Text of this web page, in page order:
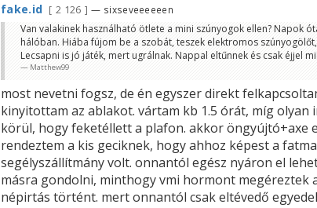
fake.id 2 126 — sixseveeeeeen
Van valakinek használható ötlete a mini szúnyogok ellen? Napok
hálóban. Hiába fújom be a szobát, teszek elektromos
Lecsapni is jó játék, mert ugrálnak. Nappal eltűnnek és csak éjjel
Matthew99
most nevetni fogsz, de én egyszer direkt
kinyitottam az ablakot. vártam kb 1.5 órát, míg olyan
körül, hogy feketéllett a plafon. akkor öngyújtó+axe
rendeztem a kis geciknek, hogy ahhoz képest a
segélyszállítmány volt. onnantól egész nyáron el
másra gondolni, minthogy vmi hormont megéreztek
népirtás történt. mert onnantól csak eltévedő